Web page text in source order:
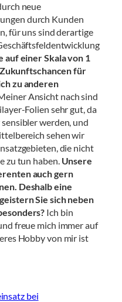
neue
durch Kunden
für uns sind derartige
auf einer Skala von 1
für
zu anderen
Ansicht nach sind
Folien sehr gut, da
werden, und
sehen wir
die nicht
zu tun haben. Unsere
auch gern
Deshalb eine
Sie sich neben
Ich bin
freue mich immer auf
Hobby von mir ist
bei